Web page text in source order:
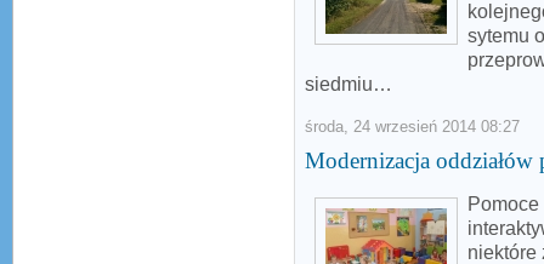
sytemu
siedmiu…
środa, 24 wrzesień 2014 08:27
Modernizacja
niektóre